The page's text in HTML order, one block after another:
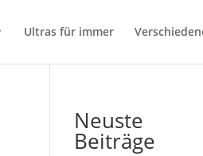
Ultras für immer
Neuste
Beiträge